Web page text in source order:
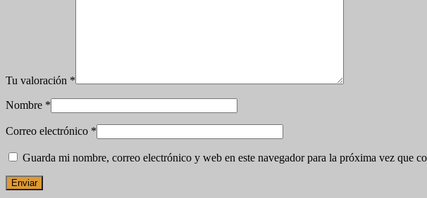
Tu valoración *
Nombre *
Correo electrónico *
Guarda mi nombre, correo electrónico y web en este navegador para la próxima vez que